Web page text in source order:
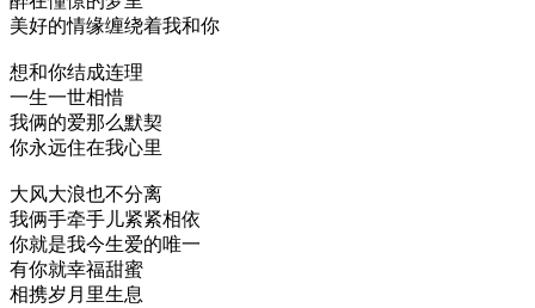
美好的情缘缠绕着我和你
想和你结成连理
一生一世相惜
我俩的爱那么默契
你永远住在我心里
大风大浪也不分离
我俩手牵手儿紧紧相依
你就是我今生爱的唯一
有你就幸福甜蜜
相携岁月里生息